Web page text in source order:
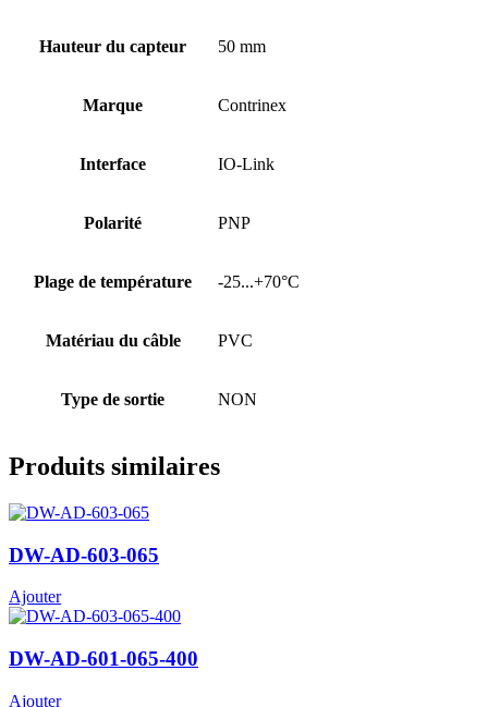
Hauteur du capteur 50 mm
Marque Contrinex
Interface IO-Link
Polarité PNP
Plage de température -25...+70°C
Matériau du câble PVC
Type de sortie NON
Produits similaires
DW-AD-603-065
Ajouter
DW-AD-601-065-400
Ajouter